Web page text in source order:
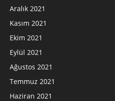
Aralık 2021
Kasım 2021
Ekim 2021
Eylül 2021
Ağustos 2021
Temmuz 2021
Haziran 2021